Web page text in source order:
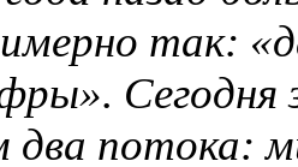
так:
Сегодня
два потока: